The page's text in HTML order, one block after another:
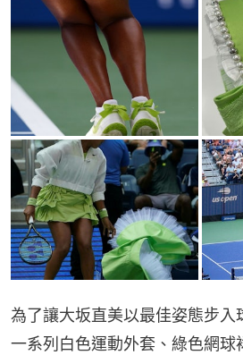
為了讓大坂直美以最佳姿態步
一系列白色運動外套、綠色網